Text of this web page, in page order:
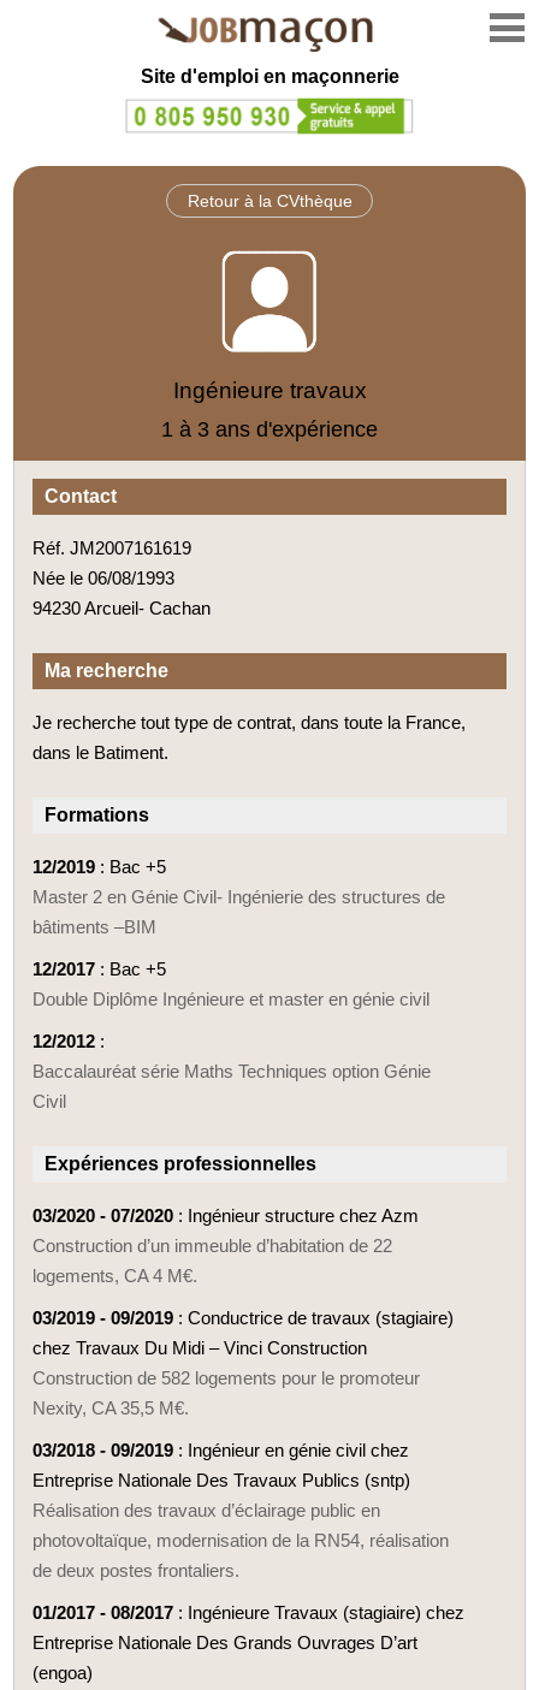
Site d'emploi en maçonnerie
Retour à la CVthèque
Ingénieure travaux
1 à 3 ans d'expérience
Contact
Réf. JM2007161619
Née le 06/08/1993
94230 Arcueil- Cachan
Ma recherche
Je recherche tout type de contrat, dans toute la France,
dans le Batiment.
Formations
12/2019 : Bac +5
Master 2 en Génie Civil- Ingénierie des structures de
bâtiments –BIM
12/2017 : Bac +5
Double Diplôme Ingénieure et master en génie civil
12/2012 :
Baccalauréat série Maths Techniques option Génie
Civil
Expériences professionnelles
03/2020 - 07/2020 : Ingénieur structure chez Azm
Construction d’un immeuble d’habitation de 22
logements, CA 4 M€.
03/2019 - 09/2019 : Conductrice de travaux (stagiaire)
chez Travaux Du Midi – Vinci Construction
Construction de 582 logements pour le promoteur
Nexity, CA 35,5 M€.
03/2018 - 09/2019 : Ingénieur en génie civil chez
Entreprise Nationale Des Travaux Publics (sntp)
Réalisation des travaux d’éclairage public en
photovoltaïque, modernisation de la RN54, réalisation
de deux postes frontaliers.
01/2017 - 08/2017 : Ingénieure Travaux (stagiaire) chez
Entreprise Nationale Des Grands Ouvrages D’art
(engoa)